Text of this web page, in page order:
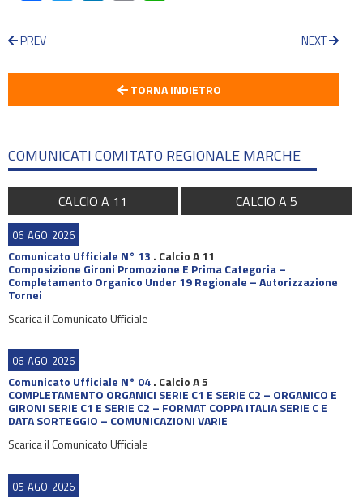
PREV NEXT
TORNA INDIETRO
COMUNICATI COMITATO REGIONALE MARCHE
CALCIO A 11 CALCIO A 5
06 AGO 2026
Comunicato Ufficiale N° 13 . Calcio A 11
Composizione Gironi Promozione E Prima Categoria –
Completamento Organico Under 19 Regionale – Autorizzazione
Tornei
Scarica il Comunicato Ufficiale
06 AGO 2026
Comunicato Ufficiale N° 04. Calcio A 5
COMPLETAMENTO ORGANICI SERIE C1 E SERIE C2 – ORGANICO E
GIRONI SERIE C1 E SERIE C2 – FORMAT COPPA ITALIA SERIE C E
DATA SORTEGGIO – COMUNICAZIONI VARIE
Scarica il Comunicato Ufficiale
05 AGO 2026